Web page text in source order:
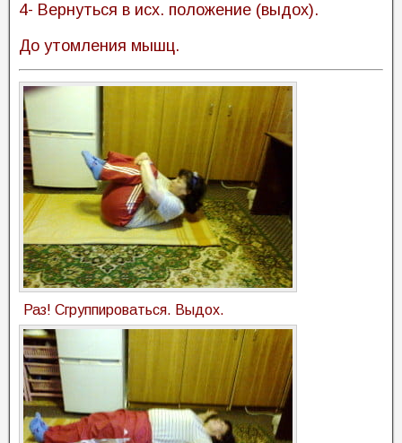
4- Вернуться в исх. положение (выдох).
До утомления мышц.
Раз! Сгруппироваться. Выдох.